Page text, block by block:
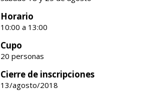
Horario
10:00 a 13:00
Cupo
20 personas
Cierre de inscripciones
13/agosto/2018